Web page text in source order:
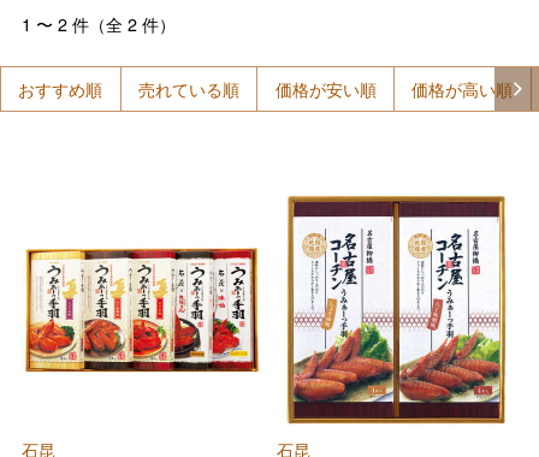
1 〜 2件（全 2件）
おすすめ順 売れている順 価格が安い順 価格が高い順
石昆 石昆
フード＆スイーツ
ビューティー
大丸・松坂屋のギフト
バレンタインチョコレート
ホワイトデー
母の日